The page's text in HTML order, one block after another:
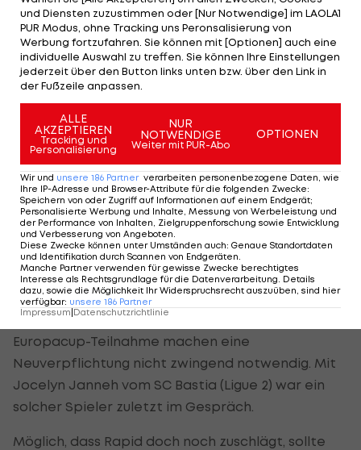
Finne kommt nicht, kein
Handlungsbedarf im Zentrum
Um eine "Ente" handelt es sich derweil beim
Kicker Oiva Jukkola
. Der Finne soll kein Thema
sein.
Im zentralen Mittelfeld wird sich - nach aktuellem
Plan - ebenfalls nichts tun. Vom Vorhaben, einen
"klassischen, taktisch versierten Sechser" zu
verpflichten, dürfte Rapid zumindest vorerst
absehen.
Aktuell sieht man sich im Zentrum gut aufgestellt,
Kaderbreite und die noch nicht fixierte
Europacup-Teilnahme machen eine
Neuverpflichtung nicht zwingend notwendig. Mit
Jocelyn Janneh vom SC Bastia (Ligue 2) war ein
solcher Spieler zuletzt im Gespräch.
Möglich, dass Rapid doch noch zuschlägt, sollte
und Diensten zuzustimmen oder [Nur Notwendige] im LAOLA1
PUR Modus, ohne Tracking uns Peronsalisierung von
Werbung fortzufahren. Sie können mit [Optionen] auch eine
individuelle Auswahl zu treffen. Sie können Ihre Einstellungen
jederzeit über den Button links unten bzw. über den Link in
der Fußzeile anpassen.
ALLE
AKZEPTIEREN
Tracking und
Personalisierung
NUR
NOTWENDIGE
Weiter mit PUR-Abo
OPTIONEN
Wir und unsere 186 Partner verarbeiten personenbezogene Daten, wie
Ihre IP-Adresse und Browser-Attribute für die folgenden Zwecke:
Speichern von oder Zugriff auf Informationen auf einem Endgerät;
Personalisierte Werbung und Inhalte, Messung von Werbeleistung und
der Performance von Inhalten, Zielgruppenforschung sowie Entwicklung
und Verbesserung von Angeboten.
Diese Zwecke können unter Umständen auch: Genaue Standortdaten
und Identifikation durch Scannen von Endgeräten.
Manche Partner verwenden für gewisse Zwecke berechtigtes
Interesse als Rechtsgrundlage für die Datenverarbeitung. Details
dazu, sowie die Möglichkeit Ihr Widerspruchsrecht auszuüben, sind hier
verfügbar: unsere 186 Partner
Impressum Datenschutzrichtlinie